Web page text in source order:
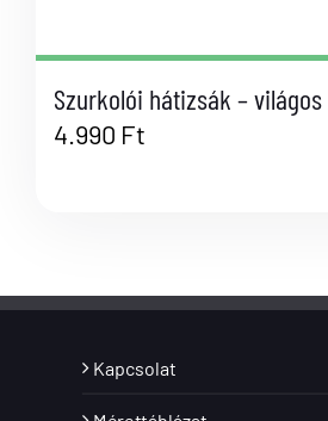
Szurkolói hátizsák – világos
4.990 Ft
Kapcsolat